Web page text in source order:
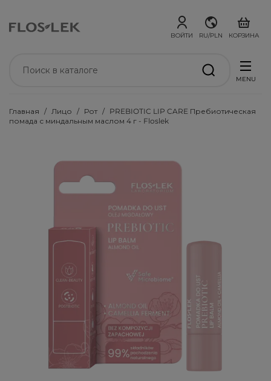
ВОЙТИ RU/PLN КОРЗИНА
MENU
Главная Лицо Рот
PREBIOTIC LIP CARE Пребиотическая
помада с миндальным маслом 4 г - Floslek